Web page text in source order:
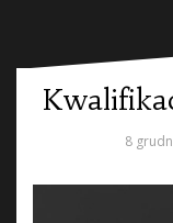
8